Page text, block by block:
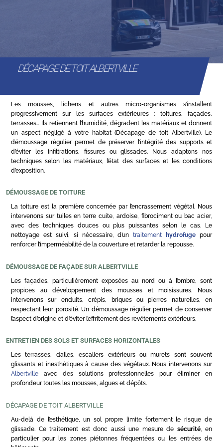
DÉCAPAGE DE TOIT ALBERTVILLE
Les mousses, lichens et autres micro-organismes s’installent
progressivement sur les surfaces extérieures : toitures, façades,
terrasses… Ils retiennent l’humidité, dégradent les matériaux et donnent
un aspect négligé à votre habitat (Décapage de toit Albertville). Le
démoussage régulier permet de préserver l’intégrité des supports et
d’éviter les infiltrations, fissures ou glissades. Nous adaptons nos
techniques selon les matériaux, l’état des surfaces et les conditions
d’exposition.
DÉMOUSSAGE DE TOITURE
La toiture est la première concernée par l’encrassement végétal. Nous
intervenons sur tuiles en terre cuite, ardoise, fibrociment ou bac acier,
avec des techniques douces ou plus puissantes selon le cas. Le
nettoyage est suivi, si nécessaire, d’untraitement hydrofuge pour
renforcer l’imperméabilité de la couverture et retarder la repousse.
DÉMOUSSAGE DE FAÇADE SUR ALBERTVILLE
Les façades, particulièrement exposées au nord ou à l’ombre, sont
propices au développement des mousses et moisissures. Nous
intervenons sur enduits, crépis, briques ou pierres naturelles, en
respectant leur porosité. Un démoussage régulier permet de conserver
l’aspect d’origine et d’éviter l’effritement des revêtements extérieurs.
ENTRETIEN DES SOLS ET SURFACES HORIZONTALES
Les terrasses, dalles, escaliers extérieurs ou murets sont souvent
glissants et inesthétiques à cause des végétaux. Nous intervenons sur
Albertville avec des solutions professionnelles pour éliminer en
profondeur toutes les mousses, algues et dépôts.
DÉCAPAGE DE TOIT ALBERTVILLE
Au-delà de l’esthétique, un sol propre limite fortement le risque de
glissade. Ce traitement est donc aussi une mesure de sécurité, en
particulier pour les zones piétonnes fréquentées ou les entrées de